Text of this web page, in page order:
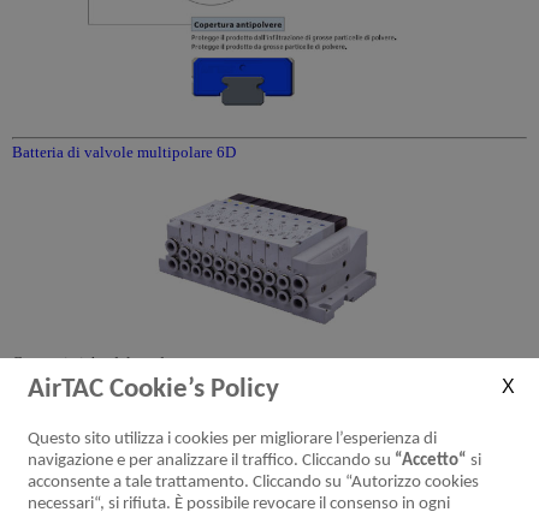
Batteria di valvole multipolare 6D
Caratteristiche del prodotto:
1. Le alimentazioni e gli scarichi in comune, insieme al connettore D-Sub a 25
2. Struttura flessibile per ottenere varie configurazioni.
3. Installazione semplice, si può installare direttamente sulla macchina o su
una guida DIN senza accessori aggiuntivi.
AirTAC Cookie’s Policy
Questo sito utilizza i cookies per migliorare l’esperienza di
navigazione e per analizzare il traffico. Cliccando su “Accetto“ si
acconsente a tale trattamento. Cliccando su “Autorizzo cookies
necessari“, si rifiuta. È possibile revocare il consenso in ogni